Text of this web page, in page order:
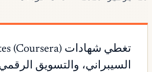
السيبراني، والتسويق